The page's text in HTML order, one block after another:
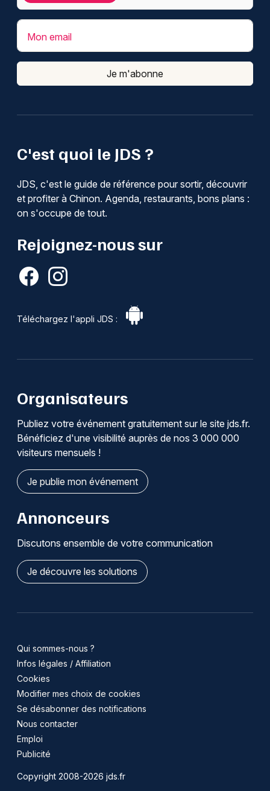
C'est quoi le JDS ?
JDS, c'est le guide de référence pour sortir, découvrir
et profiter à Chinon. Agenda, restaurants, bons plans :
on s'occupe de tout.
Rejoignez-nous sur
Téléchargez l'appli JDS :
Mon email
Je m'abonne
Organisateurs
Publiez votre événement gratuitement sur le site jds.fr.
Bénéficiez d'une visibilité auprès de nos 3 000 000
visiteurs mensuels !
Je publie mon événement
Annonceurs
Discutons ensemble de votre communication
Je découvre les solutions
Qui sommes-nous ?
Infos légales / Affiliation
Cookies
Modifier mes choix de cookies
Se désabonner des notifications
Nous contacter
Emploi
Publicité
Copyright 2008-2026 jds.fr